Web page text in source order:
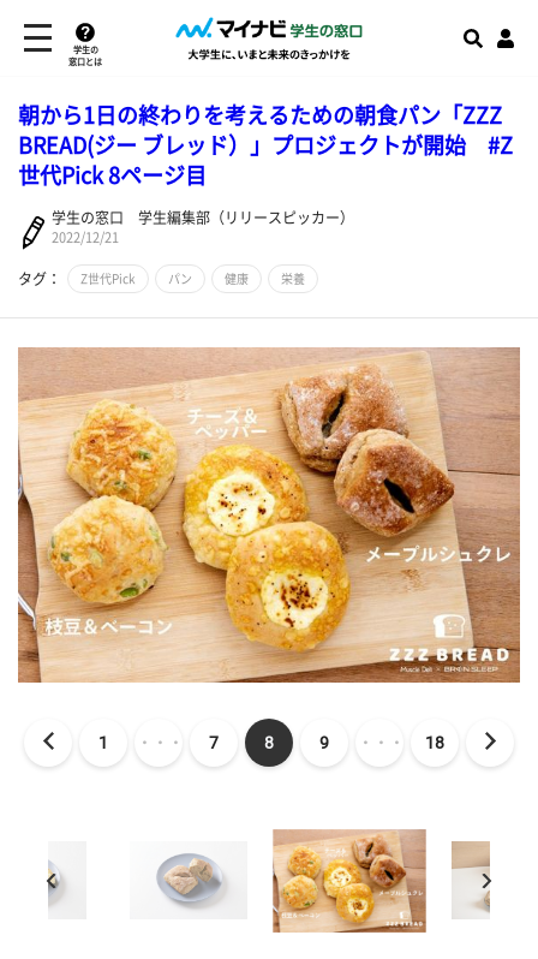
学生の
窓口とは
朝から1日の終わりを考えるための朝食パン「ZZZ
BREAD(ジー ブレッド）」プロジェクトが開始 #Z
世代Pick 8ページ目
学生の窓口 学生編集部（リリースピッカー）
2022/12/21
タグ： Z世代Pick パン 健康 栄養
1 ・・・ 7 8 9 ・・・ 18